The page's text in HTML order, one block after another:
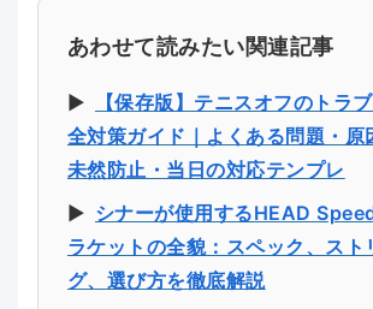
あわせて読みたい関連記事
▶︎
【保存版】テニスオフのトラ
全対策ガイド｜よくある問題・原
未然防止・当日の対応テンプレ
▶︎ シナーが使用するHEAD
ラケットの全貌：スペック、スト
グ、選び方を徹底解説